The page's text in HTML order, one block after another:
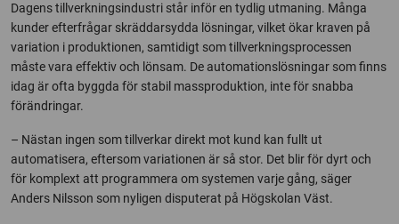
Dagens tillverkningsindustri står inför en tydlig utmaning. Många
kunder efterfrågar skräddarsydda lösningar, vilket ökar kraven på
variation i produktionen, samtidigt som tillverkningsprocessen
måste vara effektiv och lönsam. De automationslösningar som finns
idag är ofta byggda för stabil massproduktion, inte för snabba
förändringar.
– Nästan ingen som tillverkar direkt mot kund kan fullt ut
automatisera, eftersom variationen är så stor. Det blir för dyrt och
för komplext att programmera om systemen varje gång, säger
Anders Nilsson som nyligen disputerat på Högskolan Väst.